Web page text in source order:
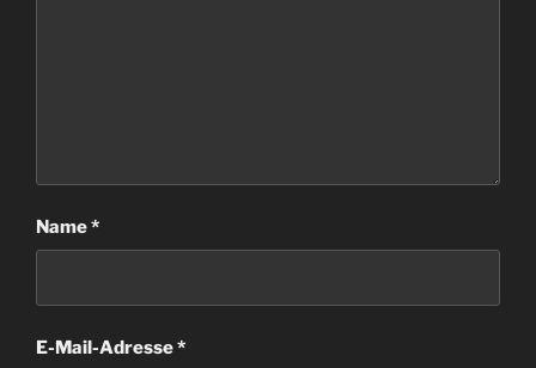
Name*
E-Mail-Adresse*